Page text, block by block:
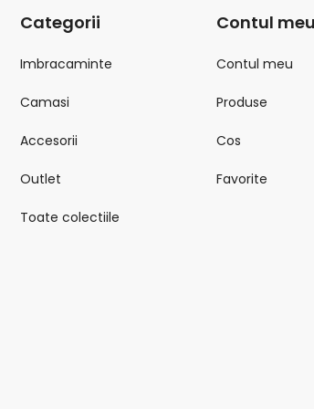
Categorii
Imbracaminte
Camasi
Accesorii
Outlet
Toate colectiile
Contul
Contul meu
Produse
Cos
Favorite